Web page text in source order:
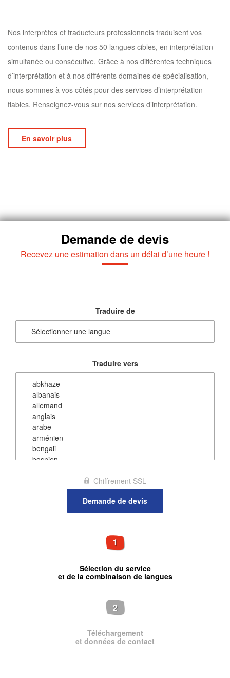
Nos interprètes et traducteurs professionnels traduisent vos
contenus dans l’une de nos 50 langues cibles, en interprétation
simultanée ou consécutive. Grâce à nos différentes techniques
d’interprétation et à nos différents domaines de spécialisation,
nous sommes à vos côtés pour des services d’interprétation
fiables. Renseignez-vous sur nos services d’interprétation.
En savoir plus
Demande de devis
Recevez une estimation dans un délai d’une heure !
Traduire de
Traduire vers
Chiffrement SSL
1
Sélection du service
et de la combinaison de langues
2
Téléchargement
et données de contact